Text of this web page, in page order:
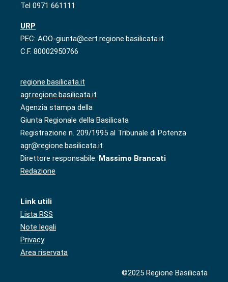
Tel 0971 661111
URP
PEC: AOO-giunta@cert.regione.basilicata.it
C.F. 80002950766
regione.basilicata.it
agr.regione.basilicata.it
Agenzia stampa della
Giunta Regionale della Basilicata
Registrazione n. 209/1995 al Tribunale di Potenza
agr@regione.basilicata.it
Direttore responsabile: Massimo Brancati
Redazione
Link utili
Lista RSS
Note legali
Privacy
Area riservata
©2025 Regione Basilicata